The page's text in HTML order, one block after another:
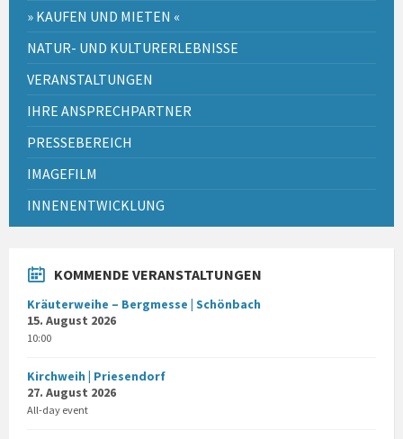
» KAUFEN UND MIETEN «
NATUR- UND KULTURERLEBNISSE
VERANSTALTUNGEN
IHRE ANSPRECHPARTNER
PRESSEBEREICH
IMAGEFILM
INNENENTWICKLUNG
KOMMENDE VERANSTALTUNGEN
Kräuterweihe – Bergmesse | Schönbach
15. August 2026
10:00
Kirchweih | Priesendorf
27. August 2026
All-day event